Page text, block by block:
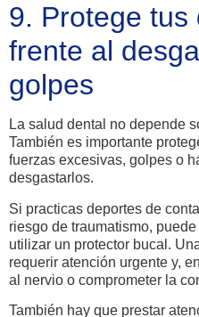
9. Protege tus
frente al
golpes
La salud dental no depende
También es importante
fuerzas excesivas, golpes o
desgastarlos.
Si practicas deportes de
riesgo de traumatismo,
utilizar un protector bucal.
requerir atención urgente y,
al nervio o comprometer la
También hay que prestar